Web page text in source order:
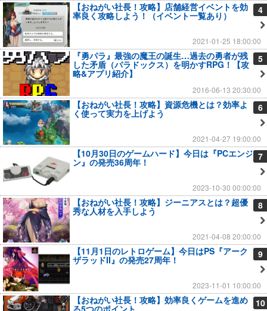
4
【おねがい社長！攻略】店舗経営イベントを効
率良く攻略しよう！（イベント一覧あり）
2021-01-25 18:00:00
5
『勇パラ』最強の魔王の誕生…過去の勇者が残
した矛盾（パラドックス）を明かすRPG！【攻
略&アプリ紹介】
2016-06-13 20:30:00
6
【おねがい社長！攻略】資源危機とは？効率よ
く使って実力を上げよう
2021-04-27 19:00:00
7
【10月30日のゲームハード】今日は『PCエンジ
ン』の発売36周年！
2023-10-30 00:00:00
8
【おねがい社長！攻略】ジーニアスとは？超優
秀な人材を入手しよう
2021-04-08 20:00:00
9
【11月1日のレトロゲーム】今日はPS『アーク
ザラッドII』の発売27周年！
2023-11-01 10:00:00
10
【おねがい社長！攻略】効率良くゲームを進め